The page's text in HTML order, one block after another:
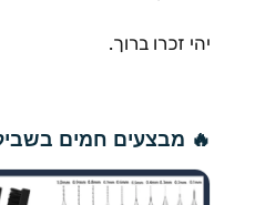
יהי זכרו ברוך.
🔥 מבצעים חמים